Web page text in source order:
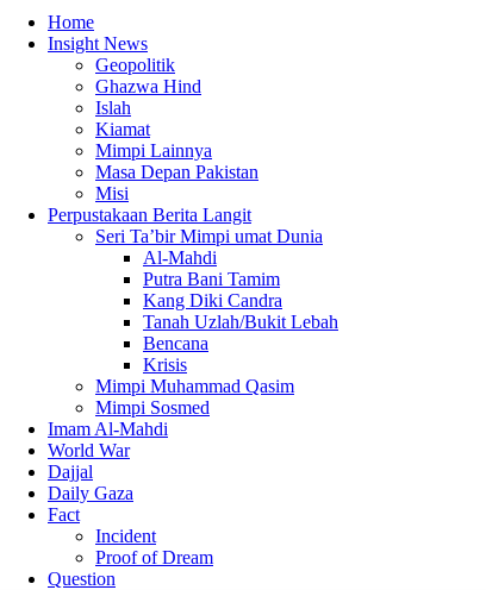
Home
Insight News
Geopolitik
Ghazwa Hind
Islah
Kiamat
Mimpi Lainnya
Masa Depan Pakistan
Misi
Perpustakaan Berita Langit
Seri Ta’bir Mimpi umat Dunia
Al-Mahdi
Putra Bani Tamim
Kang Diki Candra
Tanah Uzlah/Bukit Lebah
Bencana
Krisis
Mimpi Muhammad Qasim
Mimpi Sosmed
Imam Al-Mahdi
World War
Dajjal
Daily Gaza
Fact
Incident
Proof of Dream
Question